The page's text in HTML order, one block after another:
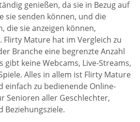
genießen, da sie in Bezug auf
sie senden können, und die
die sie anzeigen können,
Flirty Mature hat im Vergleich zu
Branche eine begrenzte Anzahl
gibt keine Webcams, Live-Streams,
Alles in allem ist Flirty Mature
einfach zu bedienende Online-
Senioren aller Geschlechter,